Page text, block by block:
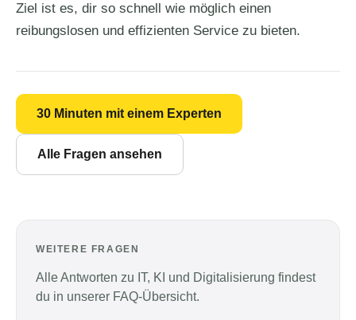
Ziel ist es, dir so schnell wie möglich einen
reibungslosen und effizienten Service zu bieten.
30 Minuten mit einem Experten
Alle Fragen ansehen
WEITERE FRAGEN
Alle Antworten zu IT, KI und Digitalisierung findest
du in unserer FAQ-Übersicht.